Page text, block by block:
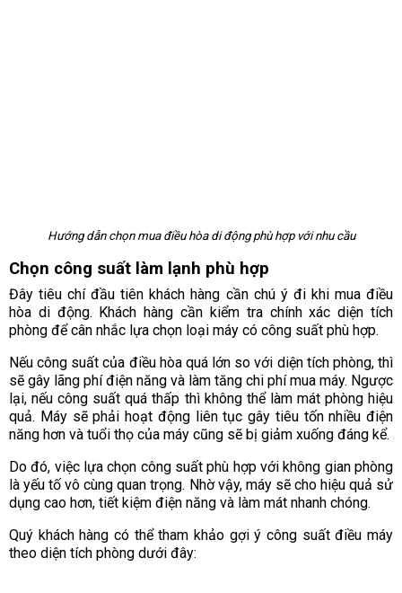
Hướng dẫn chọn mua điều hòa di động phù hợp với nhu cầu
Chọn công suất làm lạnh phù hợp
Đây tiêu chí đầu tiên khách hàng cần chú ý đi khi mua điều
hòa di động. Khách hàng cần kiểm tra chính xác diện tích
phòng để cân nhắc lựa chọn loại máy có công suất phù hợp.
Nếu công suất của điều hòa quá lớn so với diện tích phòng, thì
sẽ gây lãng phí điện năng và làm tăng chi phí mua máy. Ngược
lại, nếu công suất quá thấp thì không thể làm mát phòng hiệu
quả. Máy sẽ phải hoạt động liên tục gây tiêu tốn nhiều điện
năng hơn và tuổi thọ của máy cũng sẽ bị giảm xuống đáng kể.
Do đó, việc lựa chọn công suất phù hợp với không gian phòng
là yếu tố vô cùng quan trọng. Nhờ vậy, máy sẽ cho hiệu quả sử
dụng cao hơn, tiết kiệm điện năng và làm mát nhanh chóng.
Quý khách hàng có thể tham khảo gợi ý công suất điều máy
theo diện tích phòng dưới đây: